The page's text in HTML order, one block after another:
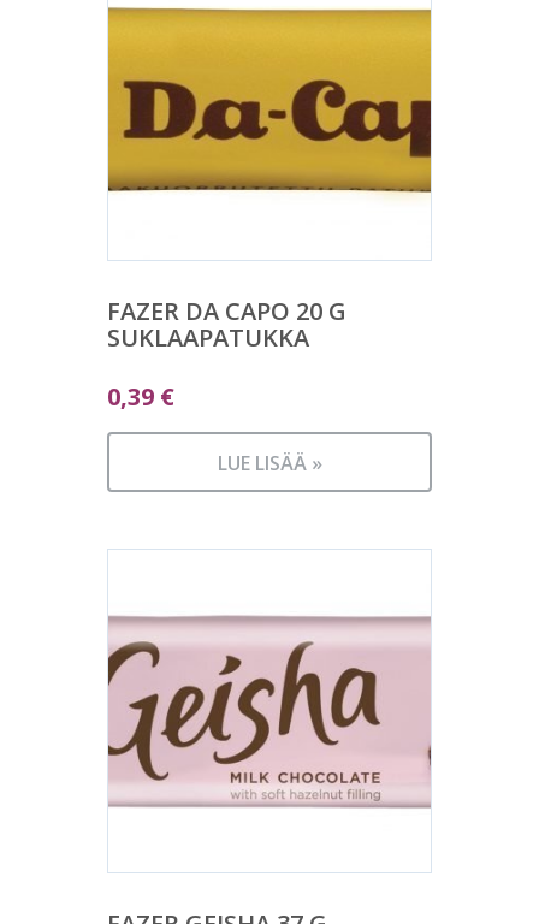
FAZER DA CAPO 20 G
SUKLAAPATUKKA
0,39 €
LUE LISÄÄ »